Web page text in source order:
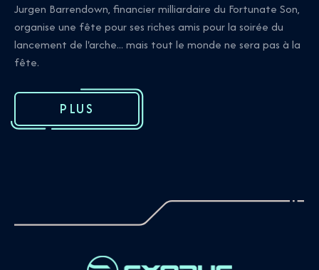
Jurgen Barrendown, financier milliardaire du Fortunate Son,
organise une fête pour ses riches amis pour la soirée du
lancement de l'arche... mais tout le monde ne sera pas à la
fête.
PLUS